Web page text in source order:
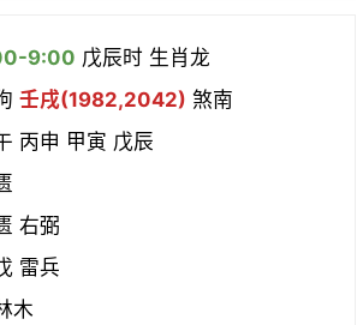
9:00 戊辰时 生肖龙
壬戌(1982,2042) 煞南
丙申 甲寅 戊辰
右弼
雷兵
木